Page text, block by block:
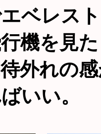
ベレス
機を見
外れの
いい。